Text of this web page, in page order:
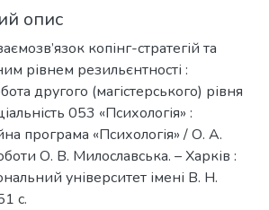
опис
копінг-стратегій та
рівнем резильєнтності :
другого (магістерського) рівня
053 «Психологія» :
програма «Психологія» / О. А.
О. В. Милославська. – Харків :
університет імені В. Н.
с.